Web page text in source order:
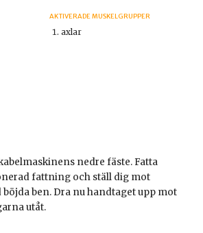
AKTIVERADE MUSKELGRUPPER
axlar
nedre fäste. Fatta
fattning och ställ dig mot
ben. Dra nu handtaget upp mot
utåt.